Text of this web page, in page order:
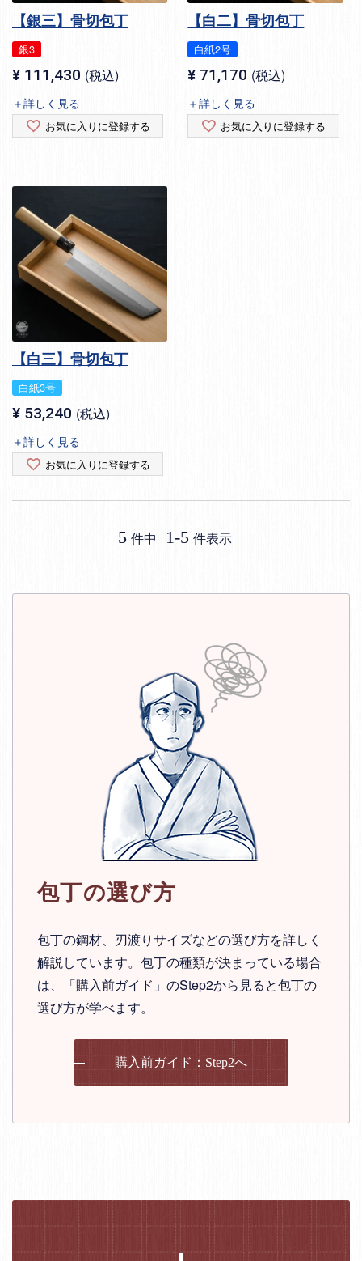
【銀三】骨切包丁
銀3
¥ 111,430 税込
＋詳しく見る
お気に入りに登録する
【白二】骨切包丁
白紙2号
¥ 71,170 税込
＋詳しく見る
お気に入りに登録する
【白三】骨切包丁
白紙3号
¥ 53,240 税込
＋詳しく見る
お気に入りに登録する
5 件中 1-5 件表示
包丁の選び方
包丁の鋼材、刃渡りサイズなどの選び方を詳しく
解説しています。包丁の種類が決まっている場合
は、「購入前ガイド」のStep2から見ると包丁の
選び方が学べます。
購入前ガイド：Step2へ